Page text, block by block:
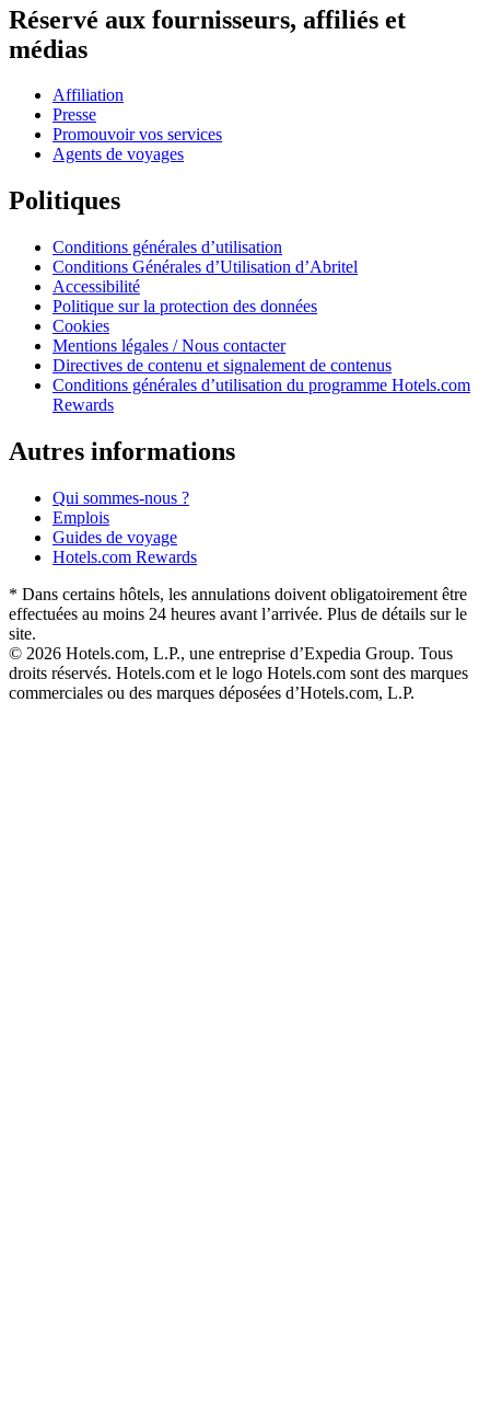
Réservé aux fournisseurs, affiliés et
médias
Affiliation
Presse
Promouvoir vos services
Agents de voyages
Politiques
Conditions générales d’utilisation
Conditions Générales d’Utilisation d’Abritel
Accessibilité
Politique sur la protection des données
Cookies
Mentions légales / Nous contacter
Directives de contenu et signalement de contenus
Conditions générales d’utilisation du programme Hotels.com
Rewards
Autres informations
Qui sommes-nous ?
Emplois
Guides de voyage
Hotels.com Rewards
* Dans certains hôtels, les annulations doivent obligatoirement être
effectuées au moins 24 heures avant l’arrivée. Plus de détails sur le
site.
© 2026 Hotels.com, L.P., une entreprise d’Expedia Group. Tous
droits réservés. Hotels.com et le logo Hotels.com sont des marques
commerciales ou des marques déposées d’Hotels.com, L.P.